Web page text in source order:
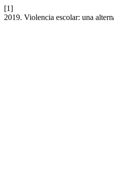
[1]
2019. Violencia escolar: una